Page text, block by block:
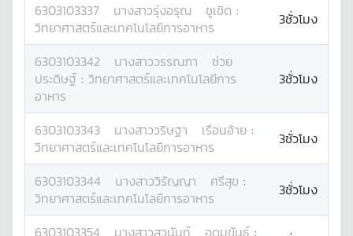
6303103337 นางสาวรุ่งอรุณ ชูเชิด :
วิทยาศาสตร์และเทคโนโลยีการอาหาร
3ชั่วโมง
6303103342 นางสาววรรณภา
ช่วย
ประดิษฐ์ : วิทยาศาสตร์และเทคโนโลยีการ
อาหาร
3ชั่วโมง
6303103343 นางสาววริษฐา เรือนอ้าย :
วิทยาศาสตร์และเทคโนโลยีการอาหาร
3ชั่วโมง
6303103344 นางสาววิรัญญา ศรีสุข :
วิทยาศาสตร์และเทคโนโลยีการอาหาร
3ชั่วโมง
6303103354 นางสาวสุวนันท์ อุดมขันธุ์ :